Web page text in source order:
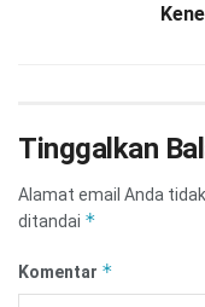
Tinggalkan
Alamat email Anda
ditandai *
Komentar *